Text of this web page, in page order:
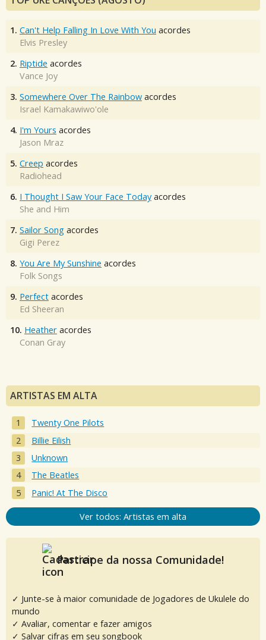
1. Can't Help Falling In Love With You acordes
Elvis Presley
2. Riptide acordes
Vance Joy
3. Somewhere Over The Rainbow acordes
Israel Kamakawiwo'ole
4. I'm Yours acordes
Jason Mraz
5. Creep acordes
Radiohead
6. I Thought I Saw Your Face Today acordes
She and Him
7. Sailor Song acordes
Gigi Perez
8. You Are My Sunshine acordes
Folk Songs
9. Perfect acordes
Ed Sheeran
10. Heather acordes
Conan Gray
ARTISTAS EM ALTA
Twenty One Pilots
Billie Eilish
Unknown
The Beatles
Panic! At The Disco
Ver todos: Artistas em alta
Participe da nossa Comunidade!
✓ Junte-se à maior comunidade de Jogadores de Ukulele do
mundo
✓ Avaliar, comentar e fazer amigos
✓ Salvar cifras em seu songbook